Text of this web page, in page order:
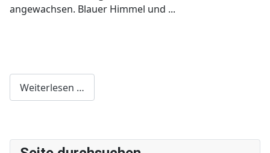
angewachsen. Blauer Himmel und ...
Weiterlesen …